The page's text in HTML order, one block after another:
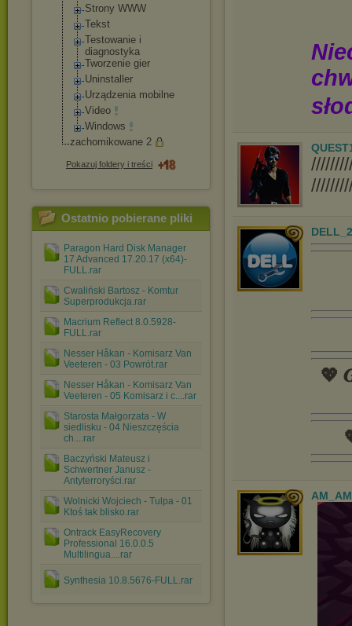
Strony WWW
Tekst
Testowanie i
diagnostyka
Tworzenie gier
Uninstaller
Urządzenia mobilne
Video
Windows
zachomikowane 2
Pokazuj foldery i treści
Ostatnio pobierane pliki
Paragon Hard Disk Manager
17 Advanced 17.20.17 (x64)-
FULL.rar
Cwaliński Bartosz - Komtur
Superprodukcja.rar
Macrium Reflect 8.0.5928-
FULL.rar
Nesser Håkan - Komisarz Van
Veeteren - 03 Powrót.rar
Nesser Håkan - Komisarz Van
Veeteren - 05 Komisarz i c....rar
Starosta Małgorzata - W
siedlisku - 04 Nieszczęścia
ch....rar
Baczyński Mateusz i
Schwertner Janusz -
Antyterroryści.rar
Wolnicki Wojciech - Tulpa - 01
Ktoś tak blisko.rar
Ontrack EasyRecovery
Professional 16.0.0.5
Multilingua....rar
Synthesia 10.8.5676-FULL.rar
💖
AM_AM